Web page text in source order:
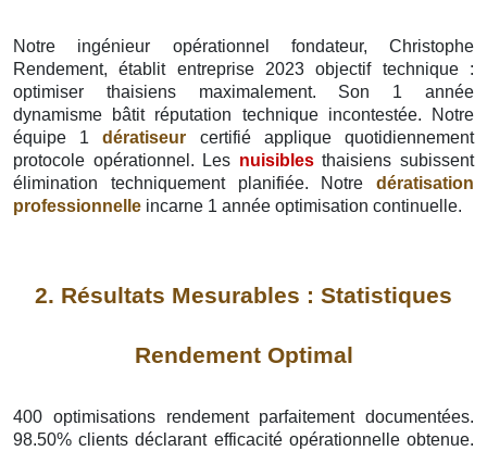
Notre ingénieur opérationnel fondateur, Christophe
Rendement, établit entreprise 2023 objectif technique :
optimiser thaisiens maximalement. Son 1 année
dynamisme bâtit réputation technique incontestée. Notre
équipe 1dératiseur certifié applique quotidiennement
protocole opérationnel. Les nuisiblesthaisiens subissent
élimination techniquement planifiée. Notre dératisation
professionnelle incarne 1 année optimisation continuelle.
2. Résultats Mesurables : Statistiques
Rendement Optimal
400 optimisations rendement parfaitement documentées.
98.50% clients déclarant efficacité opérationnelle obtenue.